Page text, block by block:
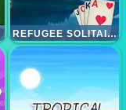
REFUGEE SOLITAIRE